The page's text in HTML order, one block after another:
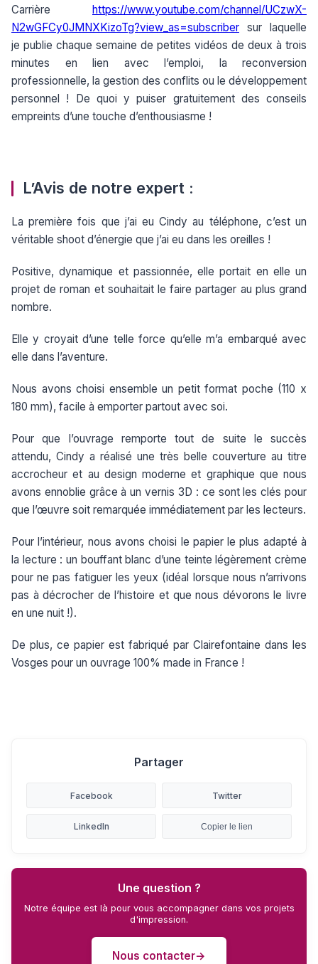
Carrière
https://www.youtube.com/channel/UCzwX-
N2wGFCy0JMNXKizoTg?view_as=subscriber sur laquelle
je publie chaque semaine de petites vidéos de deux à trois
minutes en lien avec l’emploi, la reconversion
professionnelle, la gestion des conflits ou le développement
personnel ! De quoi y puiser gratuitement des conseils
empreints d’une touche d’enthousiasme !
L’Avis de notre expert :
La première fois que j’ai eu Cindy au téléphone, c’est un
véritable shoot d’énergie que j’ai eu dans les oreilles !
Positive, dynamique et passionnée, elle portait en elle un
projet de roman et souhaitait le faire partager au plus grand
nombre.
Elle y croyait d’une telle force qu’elle m’a embarqué avec
elle dans l’aventure.
Nous avons choisi ensemble un petit format poche (110 x
180 mm), facile à emporter partout avec soi.
Pour que l’ouvrage remporte tout de suite le succès
attendu, Cindy a réalisé une très belle couverture au titre
accrocheur et au design moderne et graphique que nous
avons ennoblie grâce à un vernis 3D : ce sont les clés pour
que l’œuvre soit remarquée immédiatement par les lecteurs.
Pour l’intérieur, nous avons choisi le papier le plus adapté à
la lecture : un bouffant blanc d’une teinte légèrement crème
pour ne pas fatiguer les yeux (idéal lorsque nous n’arrivons
pas à décrocher de l’histoire et que nous dévorons le livre
en une nuit !).
De plus, ce papier est fabriqué par Clairefontaine dans les
Vosges pour un ouvrage 100% made in France !
Partager
Facebook Twitter
LinkedIn Copier le lien
Une question ?
Notre équipe est là pour vous accompagner dans vos projets
d'impression.
Nous contacter